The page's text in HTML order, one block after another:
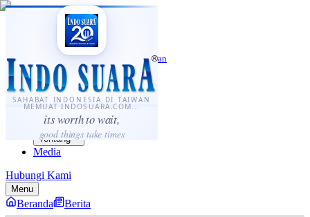
SAHABAT INDONESIA DI TAIWAN
MEMUAT INDOSUARA.COM...
its worth to wait,
good things take times
·...
⌘K
Sahabat Indonesia di Taiwan
Berita
Layanan
Komunitas
Panduan
Tentang
Media
Hubungi Kami
Menu
Beranda Berita